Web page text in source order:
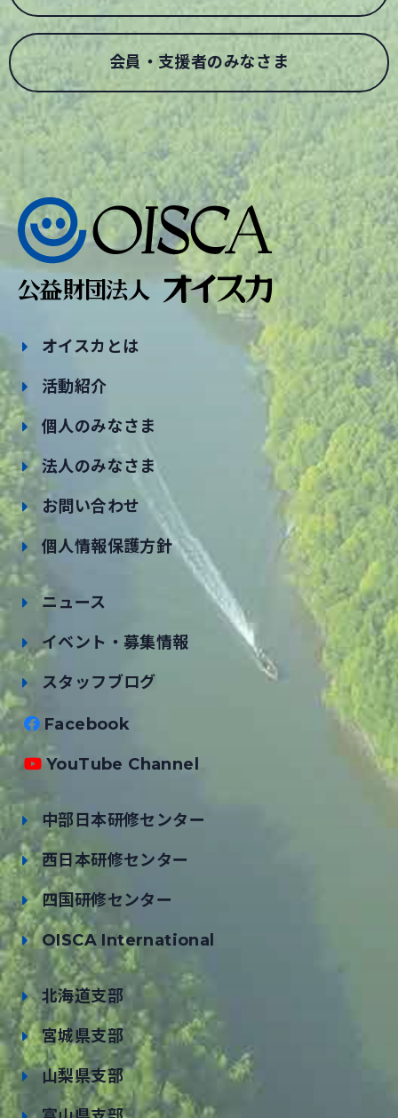
会員・支援者のみなさま
オイスカとは
活動紹介
個人のみなさま
法人のみなさま
お問い合わせ
個人情報保護方針
ニュース
イベント・募集情報
スタッフブログ
Facebook
YouTube Channel
中部日本研修センター
西日本研修センター
四国研修センター
OISCA International
北海道支部
宮城県支部
山梨県支部